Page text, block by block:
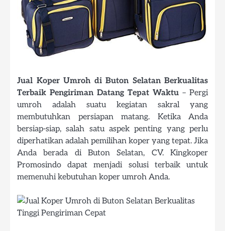
Jual Koper Umroh di Buton Selatan Berkualitas
Terbaik Pengiriman Datang Tepat Waktu – Pergi
umroh adalah suatu kegiatan sakral yang
membutuhkan persiapan matang. Ketika Anda
bersiap-siap, salah satu aspek penting yang perlu
diperhatikan adalah pemilihan koper yang tepat. Jika
Anda berada di Buton Selatan, CV. Kingkoper
Promosindo dapat menjadi solusi terbaik untuk
memenuhi kebutuhan koper umroh Anda.